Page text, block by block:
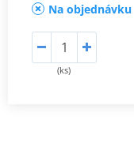
Na objednávku
(ks)